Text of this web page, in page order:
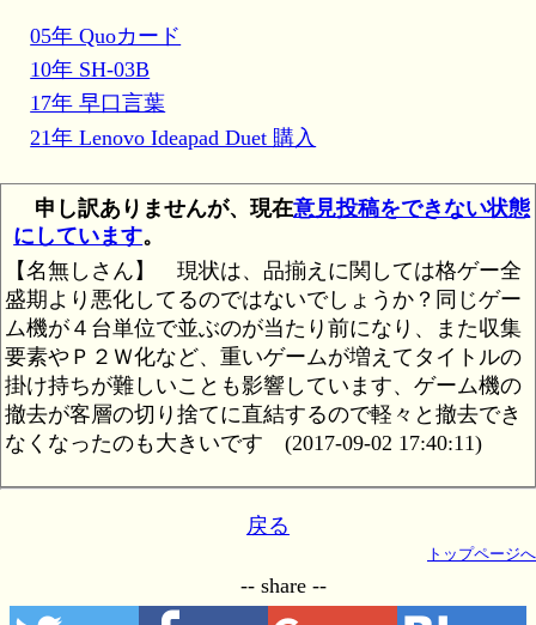
05年 Quoカード
10年 SH-03B
17年 早口言葉
21年 Lenovo Ideapad Duet 購入
申し訳ありませんが、現在意見投稿をできない状態
にしています。
【名無しさん】 現状は、品揃えに関しては格ゲー全
盛期より悪化してるのではないでしょうか？同じゲー
ム機が４台単位で並ぶのが当たり前になり、また収集
要素やＰ２Ｗ化など、重いゲームが増えてタイトルの
掛け持ちが難しいことも影響しています、ゲーム機の
撤去が客層の切り捨てに直結するので軽々と撤去でき
なくなったのも大きいです (2017-09-02 17:40:11)
戻る
トップページへ
-- share --